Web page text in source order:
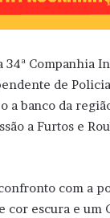
34ª Companhia
de
banco da
a Furtos e
com a
escura e um